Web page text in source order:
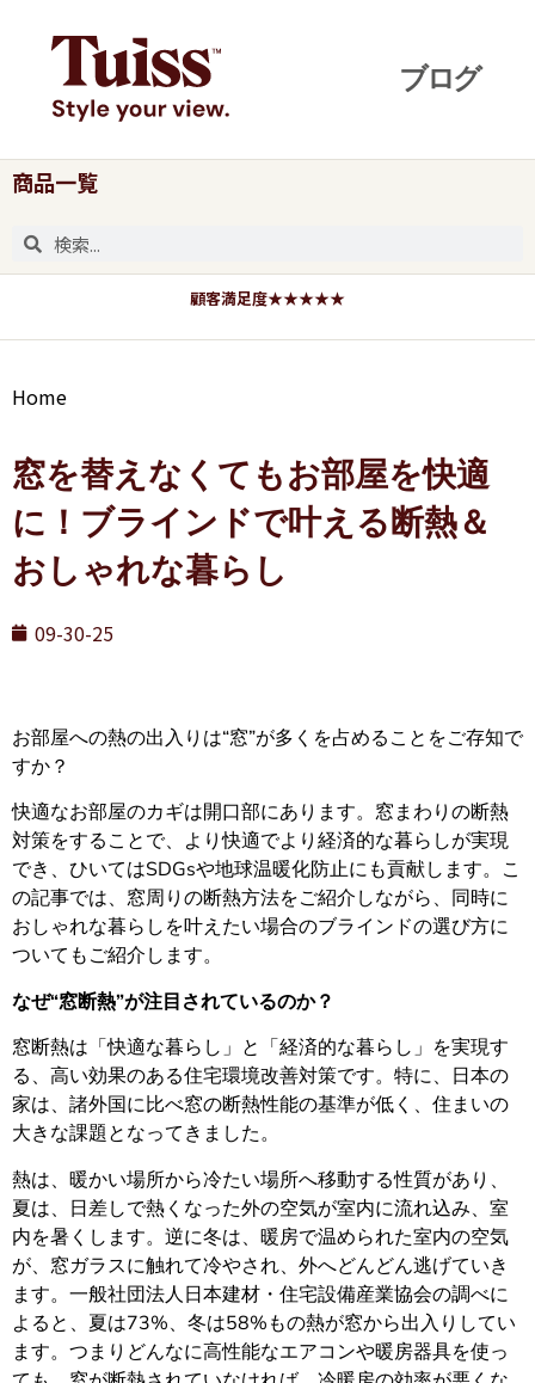
商品一覧
顧客満足度★★★★★
Home
窓を替えなくてもお部屋を快適
に！ブラインドで叶える断熱＆
おしゃれな暮らし
09-30-25
お部屋への熱の出入りは“窓”が多くを占めることをご存知で
すか？
快適なお部屋のカギは開口部にあります。窓まわりの断熱
対策をすることで、より快適でより経済的な暮らしが実現
でき、ひいてはSDGsや地球温暖化防止にも貢献します。こ
の記事では、窓周りの断熱方法をご紹介しながら、同時に
おしゃれな暮らしを叶えたい場合のブラインドの選び方に
ついてもご紹介します。
なぜ“窓断熱”が注目されているのか？
窓断熱は「快適な暮らし」と「経済的な暮らし」を実現す
る、高い効果のある住宅環境改善対策です。特に、日本の
家は、諸外国に比べ窓の断熱性能の基準が低く、住まいの
大きな課題となってきました。
熱は、暖かい場所から冷たい場所へ移動する性質があり、
夏は、日差しで熱くなった外の空気が室内に流れ込み、室
内を暑くします。逆に冬は、暖房で温められた室内の空気
が、窓ガラスに触れて冷やされ、外へどんどん逃げていき
ます。一般社団法人日本建材・住宅設備産業協会の調べに
よると、夏は73%、冬は58%もの熱が窓から出入りしてい
ます。つまりどんなに高性能なエアコンや暖房器具を使っ